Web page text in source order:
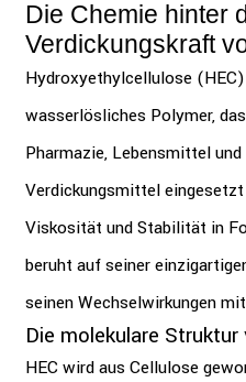
Die Chemie hinter
Verdickungskraft
Hydroxyethylcellulose
wasserlösliches Polymer,
Pharmazie, Lebensmittel
Verdickungsmittel
Viskosität und Stabilität in
beruht auf seiner
seinen Wechselwirkungen
Die molekulare
HEC wird aus Cellulose